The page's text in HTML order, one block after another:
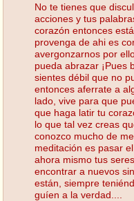
No te tienes que
acciones y tus
corazón entonces
provenga de ahi es
avergonzarnos por
pueda abrazar ¡Pues
sientes débil que no
entonces aferrate a
lado, vive para que
que haga latir tu
lo que tal vez creas
conozco mucho de
meditación es pasar
ahora mismo tus
encontrar a nuevos
están, siempre
guíen a la verdad....